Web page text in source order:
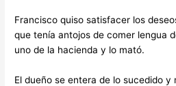
Francisco quiso satisfacer los
que tenía antojos de comer lengua
uno de la hacienda y lo mató.
El dueño se entera de lo sucedido y